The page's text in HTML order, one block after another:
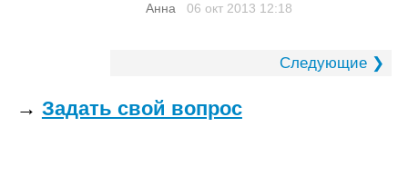
Анна 06 окт 2013 12:18
Следующие ❯
→ Задать свой вопрос